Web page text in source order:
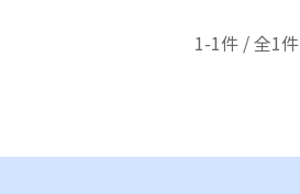
1-1件 / 全1件